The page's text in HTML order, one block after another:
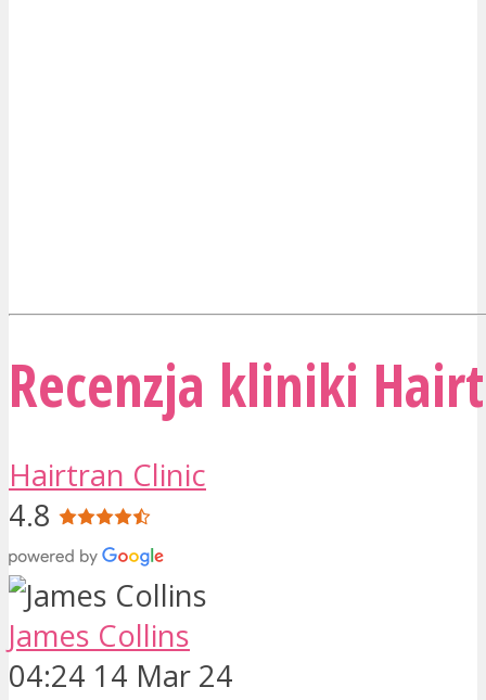
Recenzja kliniki
Hairtran Clinic
4.8
James Collins
04:24 14 Mar 24